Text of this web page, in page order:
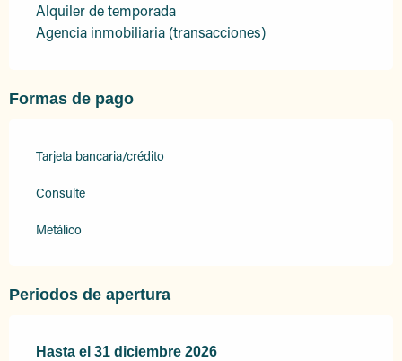
Alquiler de temporada
Agencia inmobiliaria (transacciones)
Formas de pago
Tarjeta bancaria/crédito
Consulte
Metálico
Periodos de apertura
Del2 enero 2026al31 diciembre 2026
Hasta el 31 diciembre 2026